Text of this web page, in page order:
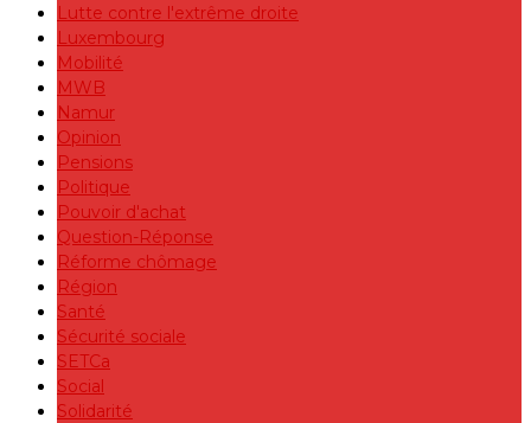
Lutte contre l'extrême droite
Luxembourg
Mobilité
MWB
Namur
Opinion
Pensions
Politique
Pouvoir d'achat
Question-Réponse
Réforme chômage
Région
Santé
Sécurité sociale
SETCa
Social
Solidarité